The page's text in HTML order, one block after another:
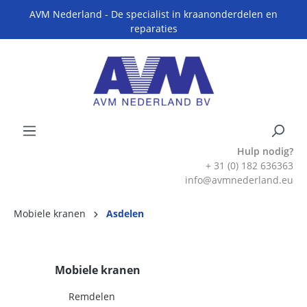
AVM Nederland - De specialist in kraanonderdelen en
reparaties
Hulp nodig?
+ 31 (0) 182 636363
info@avmnederland.eu
Mobiele kranen Asdelen
Mobiele kranen
Remdelen